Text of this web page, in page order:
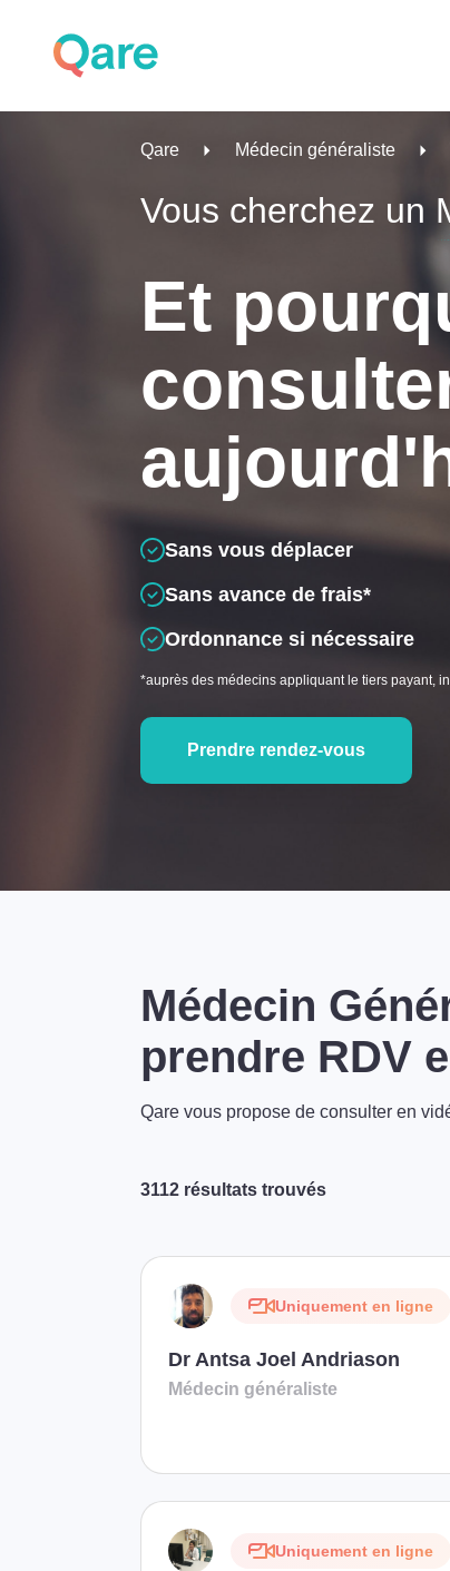
Qare Médecin généraliste
Vous cherchez un
Et
Sans vous déplacer
Sans avance de frais*
Ordonnance si nécessaire
*auprès des médecins appliquant le tiers payant,
Prendre rendez-vous
Médecin
prendre RDV
Qare vous propose de consulter en
3112 résultats trouvés
Uniquement en ligne
Dr Antsa Joel Andriason
Médecin généraliste
Uniquement en ligne